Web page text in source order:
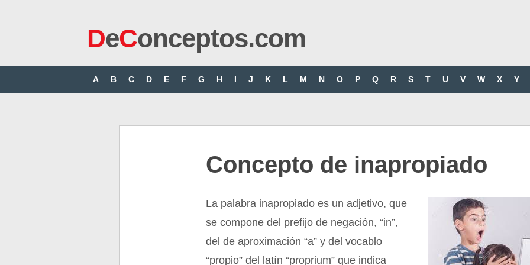
DeConceptos.com
A B C D E F G H I J K L M N O P Q R S T U V W X Y
Concepto de inapropiado
La palabra inapropiado es un adjetivo, que
se compone del prefijo de negación, “in”,
del de aproximación “a” y del vocablo
“propio” del latín “proprium” que indica